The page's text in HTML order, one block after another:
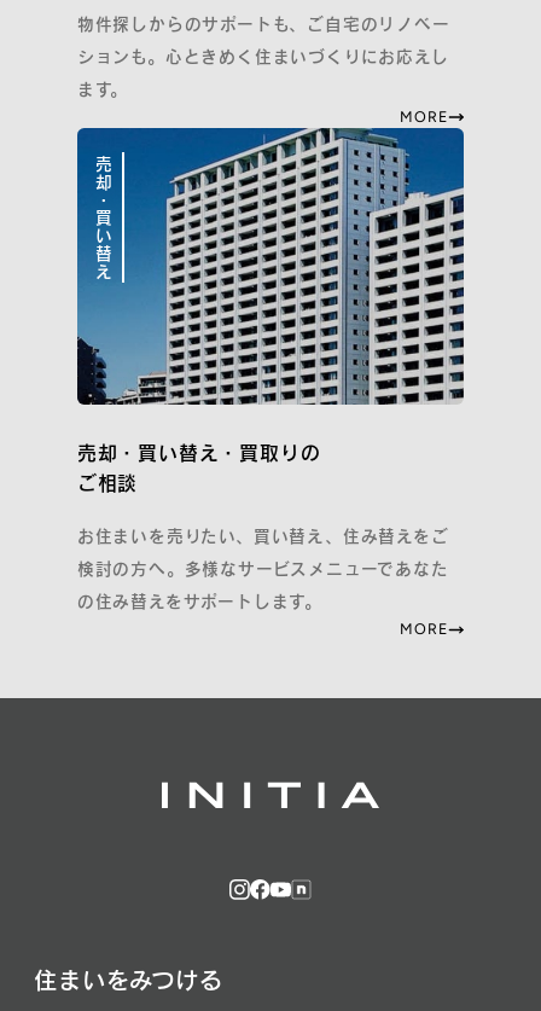
物件探しからのサポートも、ご自宅のリノベー
ションも。心ときめく住まいづくりにお応えし
ます。
MORE
売却・買い替え
売却・買い替え・買取りの
ご相談
お住まいを売りたい、買い替え、住み替えをご
検討の方へ。多様なサービスメニューであなた
の住み替えをサポートします。
MORE
住まいをみつける